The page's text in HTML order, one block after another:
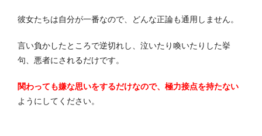
彼女たちは自分が一番なので、どんな正論も通用しません。
言い負かしたところで逆切れし、泣いたり喚いたりした挙
句、悪者にされるだけです。
関わっても嫌な思いをするだけなので、極力接点を持たない
ようにしてください。